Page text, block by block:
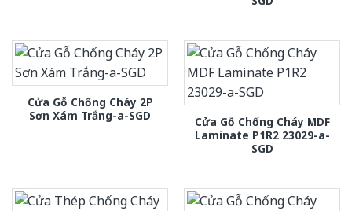
Cửa Gỗ Chống Cháy 2P
Sơn Xám Trắng-a-SGD
Cửa Gỗ Chống Cháy MDF
Laminate P1R2 23029-a-
SGD